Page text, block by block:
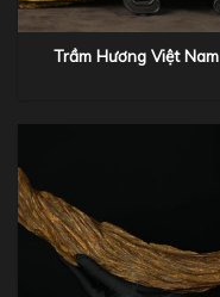
Trầm Hương Việt Nam